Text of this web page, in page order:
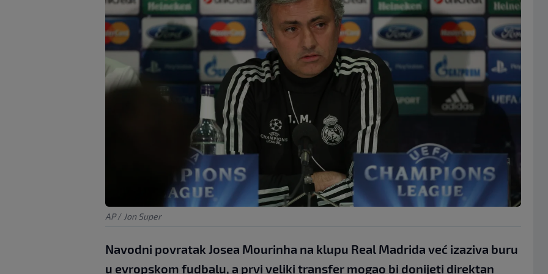
AP / Jon Super
Navodni povratak Josea Mourinha na klupu Real Madrida već izaziva buru
u evropskom fudbalu, a prvi veliki transfer mogao bi donijeti direktan